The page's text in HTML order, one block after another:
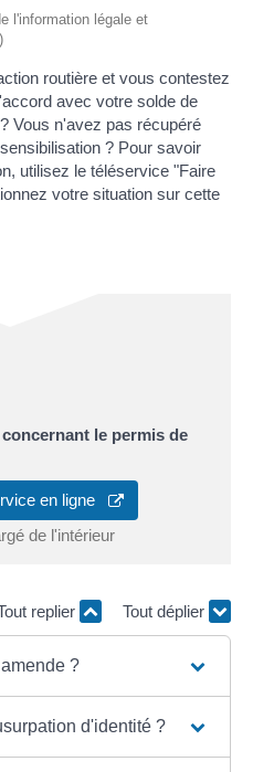
l'information légale et
routière et vous contestez
avec votre solde de
Vous n'avez pas récupéré
? Pour savoir
utilisez le téléservice "Faire
votre situation sur cette
le permis de
en ligne
de l'intérieur
replier Tout déplier
?
d'identité ?